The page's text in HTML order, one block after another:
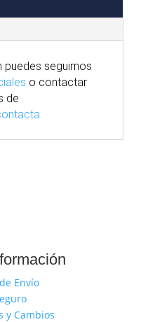
puedes seguirnos
o contactar
de
Envío
y Cambios